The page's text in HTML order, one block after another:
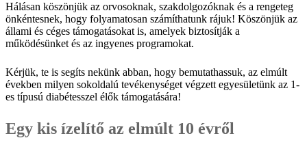
Hálásan köszönjük az orvosoknak, szakdolgozóknak és a rengeteg
önkéntesnek, hogy folyamatosan számíthatunk rájuk! Köszönjük az
állami és céges támogatásokat is, amelyek biztosítják a
működésünket és az ingyenes programokat.
Kérjük, te is segíts nekünk abban, hogy bemutathassuk, az elmúlt
években milyen sokoldalú tevékenységet végzett egyesületünk az 1-
es típusú diabétesszel élők támogatására!
Egy kis ízelítő az elmúlt 10 évről